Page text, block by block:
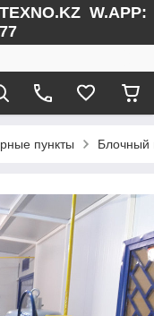
W.APP:
пункты Блочный